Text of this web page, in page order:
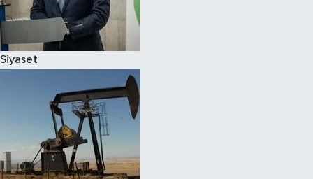
Siyaset
Spor
Çocuk
Eğitim
Hava Durumu